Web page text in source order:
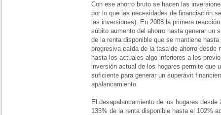
Con ese ahorro bruto se hacen las
por lo que las necesidades de financiación
las inversiones). En 2008 la primera
súbito aumento del ahorro hasta generar un
de la renta disponible que se mantiene
progresiva caída de la tasa de ahorro desde
hasta los actuales algo inferiores a los
inversión actual de los hogares permite que
suficiente para generar un superávit
apalancamiento.
El desapalancamiento de los hogares
135% de la renta disponible hasta el 102%